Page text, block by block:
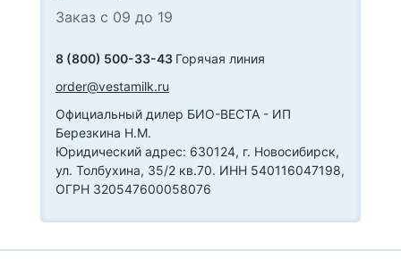
Заказ с 09 до 19
8 (800) 500-33-43 Горячая линия
order@vestamilk.ru
Официальный дилер БИО-ВЕСТА - ИП
Березкина Н.М.
Юридический адрес: 630124, г. Новосибирск,
ул. Толбухина, 35/2 кв.70. ИНН 540116047198,
ОГРН 320547600058076